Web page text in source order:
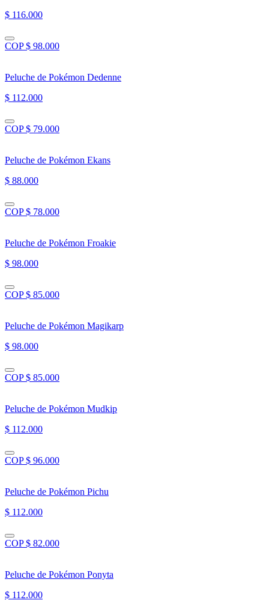
$ 116.000
COP $ 98.000
Peluche de Pokémon Dedenne
$ 112.000
COP $ 79.000
Peluche de Pokémon Ekans
$ 88.000
COP $ 78.000
Peluche de Pokémon Froakie
$ 98.000
COP $ 85.000
Peluche de Pokémon Magikarp
$ 98.000
COP $ 85.000
Peluche de Pokémon Mudkip
$ 112.000
COP $ 96.000
Peluche de Pokémon Pichu
$ 112.000
COP $ 82.000
Peluche de Pokémon Ponyta
$ 112.000